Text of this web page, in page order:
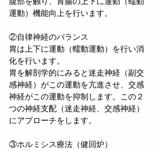
運動）機能向上を行います。
②自律神経のバランス
胃は上下に運動（蠕動運動）を行い消
化を行います。
胃を解剖学的にみると迷走神経（副交
感神経）がこの運動を亢進させ、交感
神経がこの運動を抑制します。この２
つの神経支配（迷走神経、交感神経）
にアプローチをします。
③ホルミシス療法（健回炉）